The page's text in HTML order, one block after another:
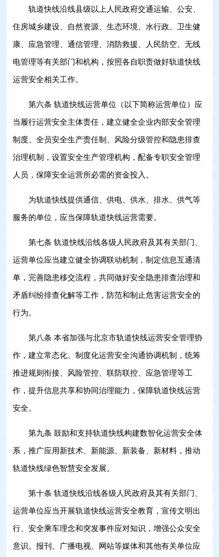
轨道快线沿线县级以上人民政府交通运输、公安、
住房城乡建设、自然资源、生态环境、水行政、卫生健
康、应急管理、通信管理、消防救援、人民防空、无线
电管理等有关部门和机构，按照各自职责做好轨道快线
运营安全相关工作。
第六条 轨道快线运营单位（以下简称运营单位）应
当履行运营安全主体责任，建立健全企业内部安全管理
制度、全员安全生产责任制、风险分级管控和隐患排查
治理机制，设置安全生产管理机构，配备专职安全管理
人员，保障安全运营所必需的资金投入。
为轨道快线提供通信、供电、供水、排水、供气等
服务的单位，应当保障轨道快线运营需要。
第七条 轨道快线沿线各级人民政府及其有关部门、
运营单位应当建立健全协调联动机制，制定信息互通清
单，完善隐患移交流程，共同做好安全隐患排查治理和
矛盾纠纷排查化解等工作，防范和制止危害运营安全的
行为。
第八条 本省加强与北京市轨道快线运营安全管理协
作，建立常态化、制度化运营安全沟通协调机制，统筹
推进规则衔接、风险管控、联防联控、应急管理等工
作，提升信息共享和协同治理能力，保障轨道快线运营
安全。
第九条 鼓励和支持轨道快线构建数智化运营安全体
系，推广应用新技术、新能源、新装备、新材料，推动
轨道快线绿色智慧安全发展。
第十条 轨道快线沿线各级人民政府及其有关部门、
运营单位应当开展轨道快线运营安全教育，宣传文明出
行、安全乘车理念和突发事件应对知识，增强公众安全
意识。报刊、广播电视、网站等媒体和其他有关单位应